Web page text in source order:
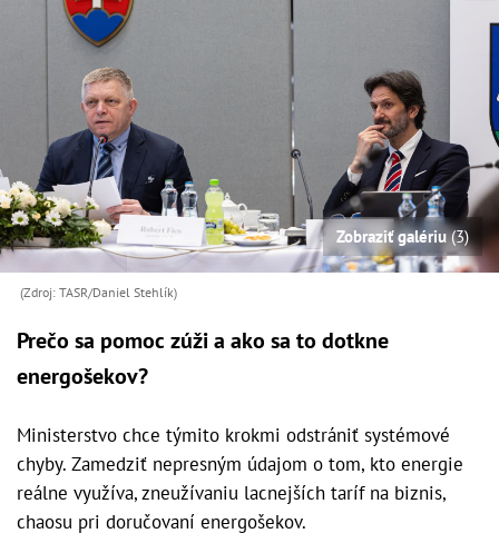
Zobraziť galériu(3)
(Zdroj: TASR/Daniel Stehlík)
Prečo sa pomoc zúži a ako sa to dotkne
energošekov?
Ministerstvo chce týmito krokmi odstrániť systémové
chyby. Zamedziť nepresným údajom o tom, kto energie
reálne využíva, zneužívaniu lacnejších taríf na biznis,
chaosu pri doručovaní energošekov.